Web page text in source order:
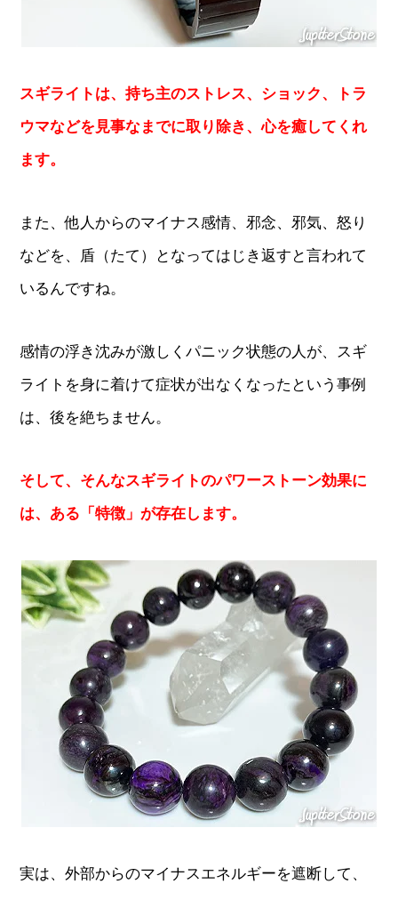
スギライトは、持ち主のストレス、ショック、トラ
ウマなどを見事なまでに取り除き、心を癒してくれ
ます。
また、他人からのマイナス感情、邪念、邪気、怒り
などを、盾（たて）となってはじき返すと言われて
いるんですね。
感情の浮き沈みが激しくパニック状態の人が、スギ
ライトを身に着けて症状が出なくなったという事例
は、後を絶ちません。
そして、そんなスギライトのパワーストーン効果に
は、ある「特徴」が存在します。
実は、外部からのマイナスエネルギーを遮断して、